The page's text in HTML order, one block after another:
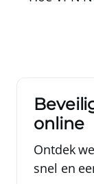
online
Ontdek
snel en